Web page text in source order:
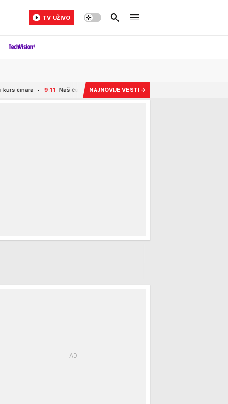
TV UŽIVO
9:11 Naš čuveni glumac se useljava u stan sa bivšom ženom: "Podelićemo ga na
NAJNOVIJE VESTI →